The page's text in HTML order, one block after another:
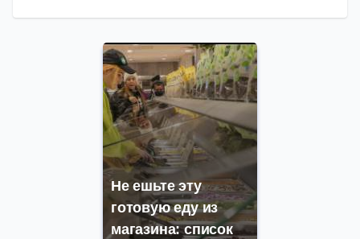
Не ешьте эту
готовую еду из
магазина: список